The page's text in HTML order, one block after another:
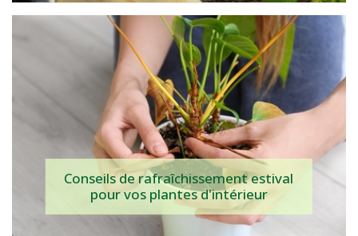
Conseils de rafraîchissement estival
pour vos plantes d'intérieur